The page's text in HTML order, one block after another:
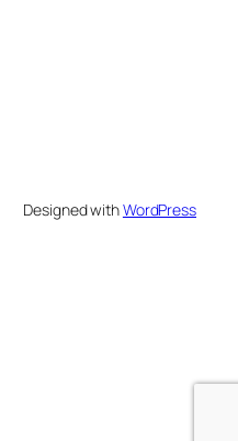
Designed withWordPress